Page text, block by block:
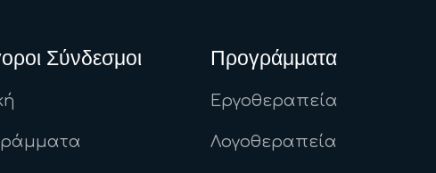
Σύνδεσμοι Προγράμματα
Εργοθεραπεία
Λογοθεραπεία